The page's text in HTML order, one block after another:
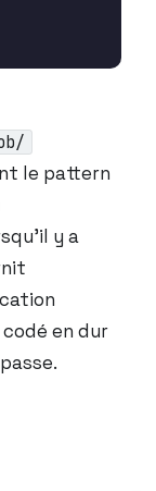
le pattern
y a
en dur